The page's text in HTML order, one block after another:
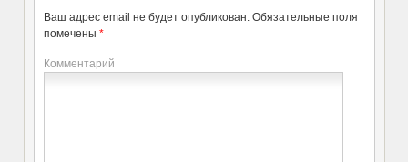
Ваш адрес email не будет опубликован. Обязательные поля
помечены *
Комментарий